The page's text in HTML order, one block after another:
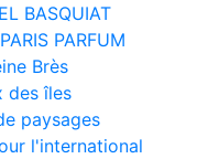
BASQUIAT
PARFUM
Brès
des îles
paysages
l'international